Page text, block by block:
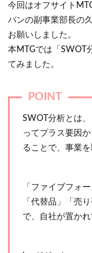
今回はオフサイト
バンの副事業部長の
お願いしました。
本MTGでは「SWOT
てみました。
SWOT分析とは
ってプラス要因
ることで、事業
「ファイブフォ
「代替品」「売
で、自社が置か